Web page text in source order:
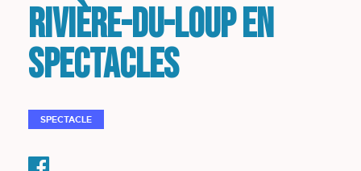
Rivière-du-Loup en
spectacles
SPECTACLE